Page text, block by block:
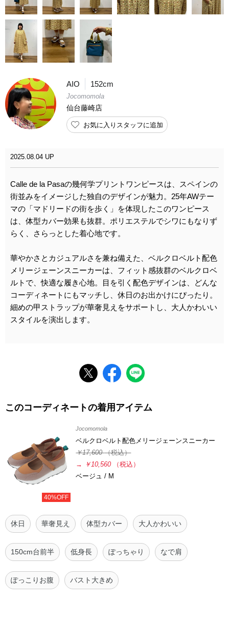
AIO 152cm
Jocomomola
仙台藤崎店
お気に入りスタッフに追加
2025.08.04 UP
Calle de la Pasaの幾何学プリントワンピースは、スペインの
街並みをイメージした独自のデザインが魅力。25年AWテー
マの「マドリードの街を歩く」を体現したこのワンピース
は、体型カバー効果も抜群。ポリエステルでシワにもなりず
らく、さらっとした着心地です。
華やかさとカジュアルさを兼ね備えた、ベルクロベルト配色
メリージェーンスニーカーは、フィット感抜群のベルクロベ
ルトで、快適な履き心地。目を引く配色デザインは、どんな
コーディネートにもマッチし、休日のお出かけにぴったり。
細めの甲ストラップが華奢見えをサポートし、大人かわいい
スタイルを演出します。
このコーディネートの着用アイテム
40%OFF
Jocomomola
ベルクロベルト配色メリージェーンスニーカー
￥17,600（税込）
→
￥10,560
（税込）
ベージュ / M
休日 華奢見え 体型カバー 大人かわいい
150cm台前半 低身長 ぽっちゃり なで肩
ぽっこりお腹 バスト大きめ